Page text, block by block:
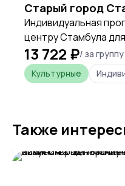
Индивидуальная
центру Стамбула
городом.
мечеть, Гранд-
локальные советы от
13 722 ₽/ за
Культурные
Также